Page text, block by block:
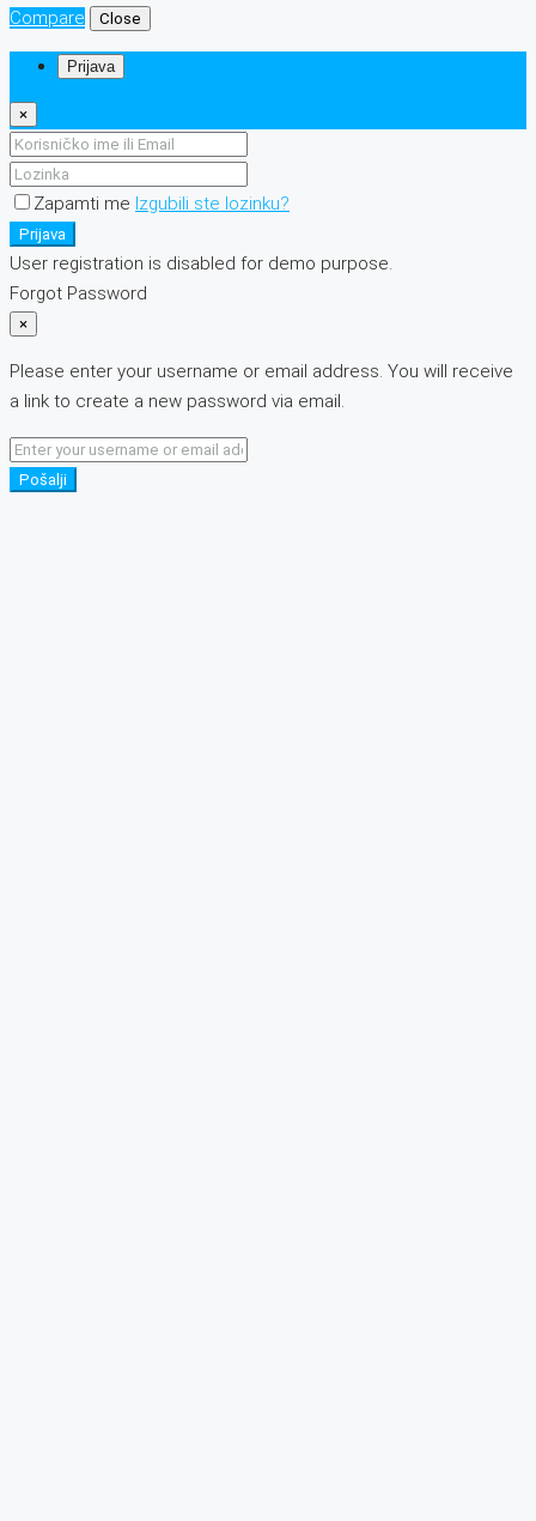
Compare Close
Prijava
×
Zapamti me Izgubili ste lozinku?
Prijava
User registration is disabled for demo purpose.
Forgot Password
×
Please enter your username or email address. You will receive
a link to create a new password via email.
Pošalji